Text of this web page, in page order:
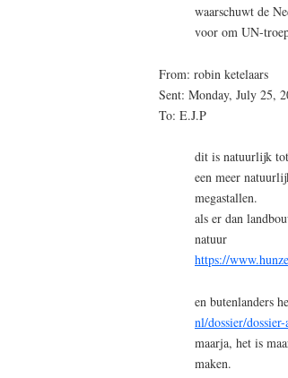
waarschuwt de
voor om UN-
From: robin ketelaars
Sent: Monday, July 25,
To: E.J.P
dit is natuurlijk
een meer
megastallen.
als er dan
natuur
https://
en butenlanders
nl/dossier/
maarja, het is
maken.